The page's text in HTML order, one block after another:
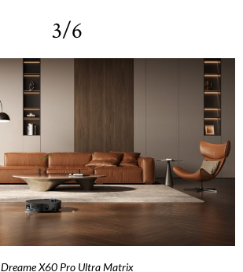
3/6
Dreame X60 Pro Ultra Matrix